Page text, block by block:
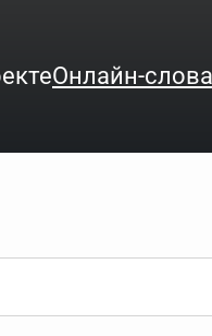
Онлайн-
автоматически